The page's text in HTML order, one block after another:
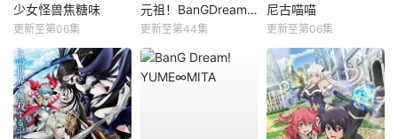
少女怪兽焦糖味
更新至第06集
元祖！BanGDream酱
更新至第44集
尼古喵喵
更新至第06集